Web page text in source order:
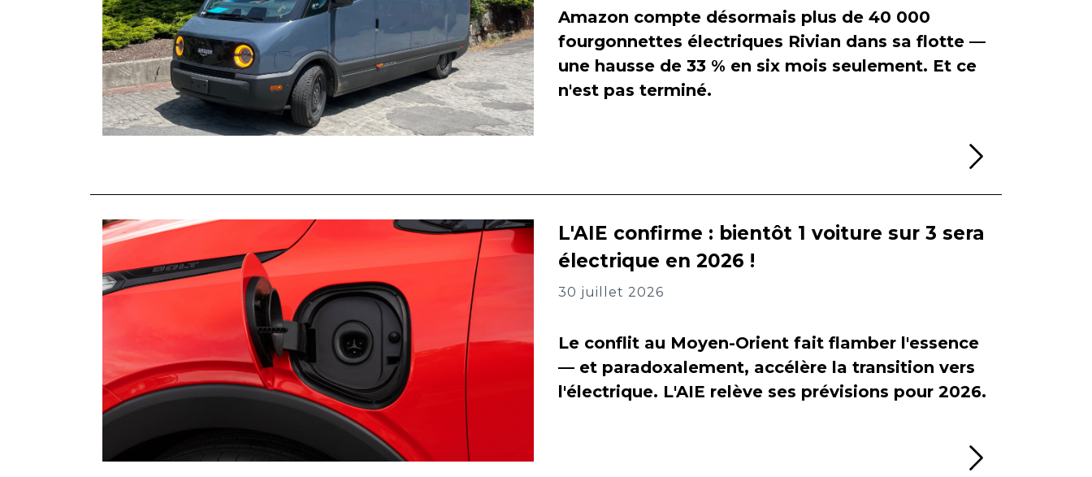
Amazon compte désormais plus de 40 000
fourgonnettes électriques Rivian dans sa flotte —
une hausse de 33 % en six mois seulement. Et ce
n'est pas terminé.
L'AIE confirme : bientôt 1 voiture sur 3 sera
électrique en 2026 !
30 juillet 2026
Le conflit au Moyen-Orient fait flamber l'essence
— et paradoxalement, accélère la transition vers
l'électrique. L'AIE relève ses prévisions pour 2026.